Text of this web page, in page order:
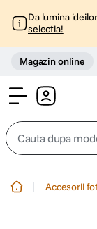
Da lumina
selectia!
Magazin online
Cauta dupa
Accesorii